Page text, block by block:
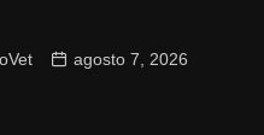
agosto 7, 2026